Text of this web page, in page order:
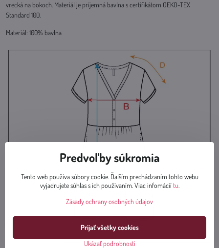
vrecká na bokoch. Materiál je príjemná bavlna s certifikátom OEKO-TEX
Standard 100.
Materiál: 100% bavlna
Predvoľby súkromia
Tento web používa súbory cookie. Ďalším prechádzaním tohto webu
vyjadrujete súhlas s ich používaním. Viac infomáciítu.
Zásady ochrany osobných údajov
Ukázať podrobnosti
Prijať všetky cookies